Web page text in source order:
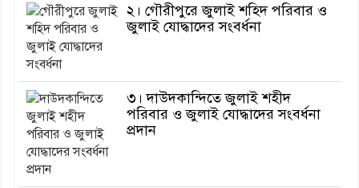
২। গৌরীপুরে জুলাই শহিদ পরিবার ও
জুলাই যোদ্ধাদের সংবর্ধনা
৩। দাউদকান্দিতে জুলাই শহীদ
পরিবার ও জুলাই যোদ্ধাদের সংবর্ধনা
প্রদান